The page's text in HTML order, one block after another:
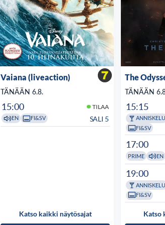
Vaiana (liveaction)
TÄNÄÄN 6.8.
15:00 TILAA
EN FI&SV SALI 5
Katso kaikki näytösajat
The
TÄNÄÄN
15:15
ANNISKELU
FI&SV
17:00
PRIME EN
19:00
ANNISKELU
FI&SV
Katso